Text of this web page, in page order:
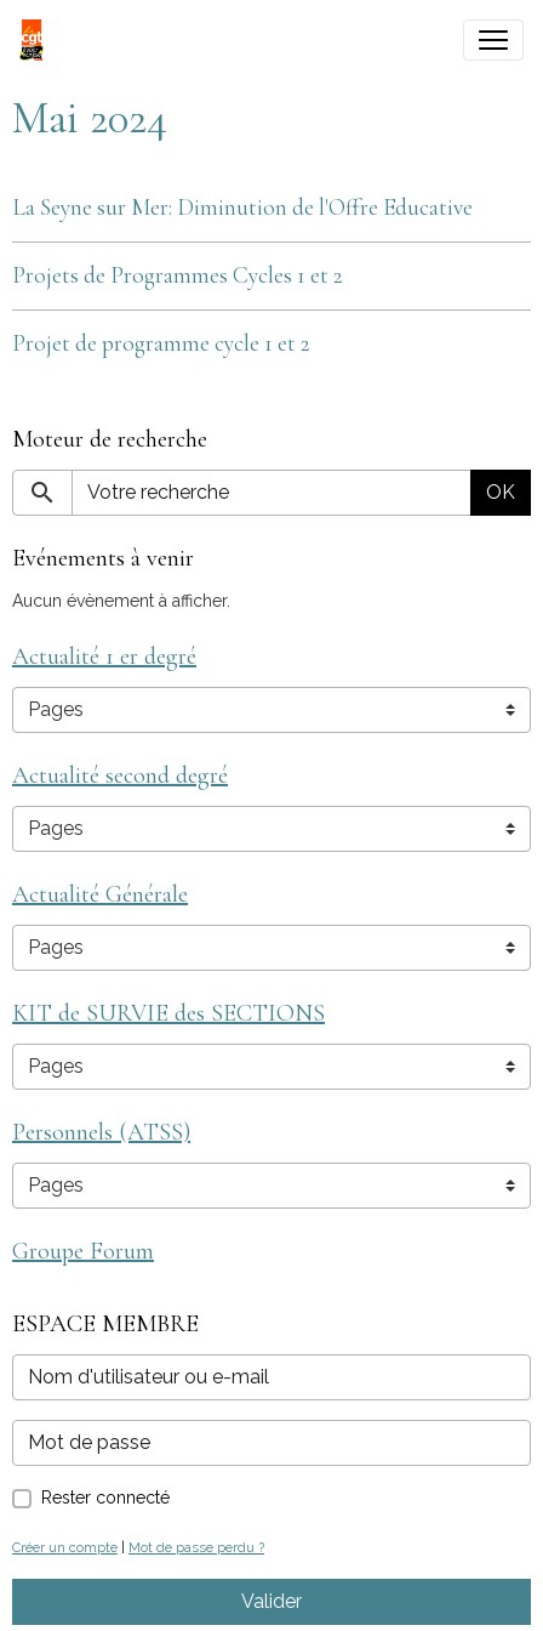
Mai 2024
La Seyne sur Mer: Diminution de l'Offre Educative
Projets de Programmes Cycles 1 et 2
Projet de programme cycle 1 et 2
Moteur de recherche
OK
Evénements à venir
Aucun évènement à afficher.
Actualité 1 er degré
Actualité second degré
Actualité Générale
KIT de SURVIE des SECTIONS
Personnels (ATSS)
Groupe Forum
ESPACE MEMBRE
Rester connecté
Créer un compte Mot de passe perdu ?
Valider